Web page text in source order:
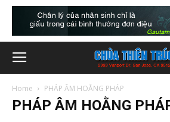
Home PHÁP ÂM HOẰNG PHÁP
PHÁP ÂM HOẰNG